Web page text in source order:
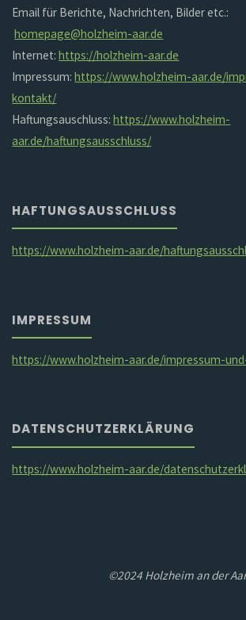
Email für Berichte, Nachrichten, Bilder etc.:
homepage@holzheim-aar.de
Internet:https://holzheim-aar.de
Impressum:https://www.holzheim-aar.de/
kontakt/
Haftungsauschluss:https://www.holzheim-
aar.de/haftungsausschluss/
HAFTUNGSAUSSCHLUSS
https://www.holzheim-aar.de/
IMPRESSUM
https://www.holzheim-aar.de/impressum-
DATENSCHUTZERKLÄRUNG
https://www.holzheim-aar.de/
©2024 Holzheim an der Aar